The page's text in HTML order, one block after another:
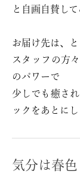
と自画自賛し
お届け先は、
スタッフの方
のパワーで
少しでも癒さ
ックをあとにし
気分は春